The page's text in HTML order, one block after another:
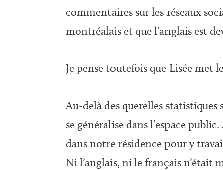
commentaires sur les réseaux
montréalais et que l’anglais est
Je pense toutefois que Lisée met
Au-delà des querelles
se généralise dans l’espace
dans notre résidence pour y
Ni l’anglais, ni le français